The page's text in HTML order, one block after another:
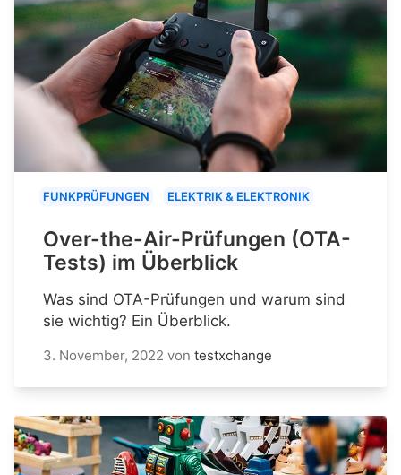
FUNKPRÜFUNGEN ELEKTRIK & ELEKTRONIK
Over-the-Air-Prüfungen (OTA-
Tests) im Überblick
Was sind OTA-Prüfungen und warum sind
sie wichtig? Ein Überblick.
3. November, 2022 von testxchange